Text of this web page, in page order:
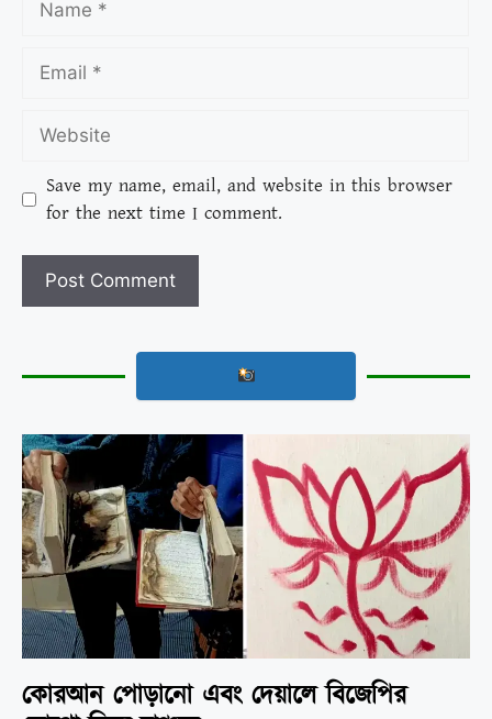
Save my name, email, and website in this browser
for the next time I comment.
কোরআন পোড়ানো এবং দেয়ালে বিজেপির